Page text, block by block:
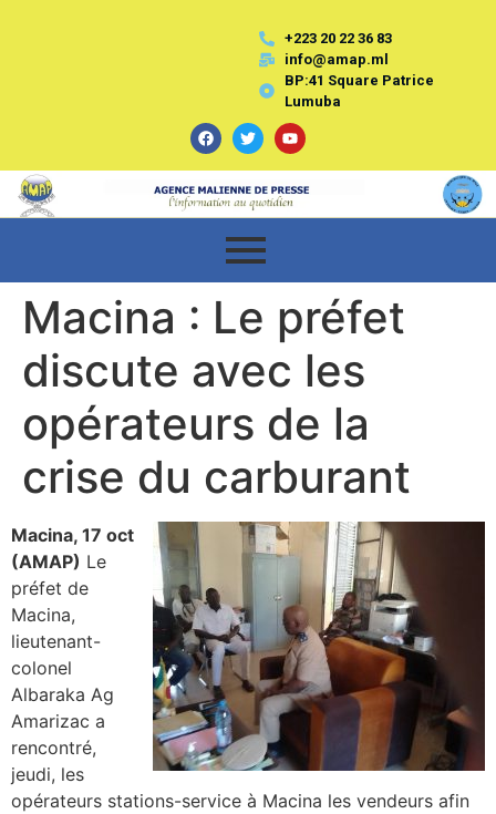
+223 20 22 36 83
info@amap.ml
BP:41 Square Patrice
Lumuba
Macina : Le préfet
discute avec les
opérateurs de la
crise du carburant
Macina, 17 oct
(AMAP) Le
préfet de
Macina,
lieutenant-
colonel
Albaraka Ag
Amarizac a
rencontré,
jeudi, les
opérateurs stations-service à Macina les vendeurs afin